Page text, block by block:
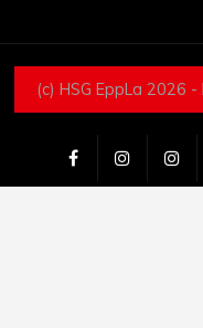
(c) HSG EppLa 2026 -